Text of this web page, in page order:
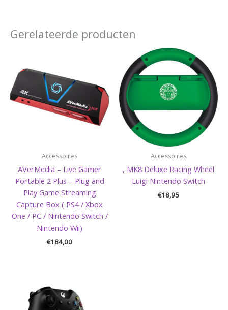
Gerelateerde producten
Accessoires
AVerMedia – Live Gamer
Portable 2 Plus – Plug and
Play Game Streaming
Capture Box ( PS4 / Xbox
One / PC / Nintendo Switch /
Nintendo Wii)
€184,00
Accessoires
, MK8 Deluxe Racing Wheel
Luigi Nintendo Switch
€18,95